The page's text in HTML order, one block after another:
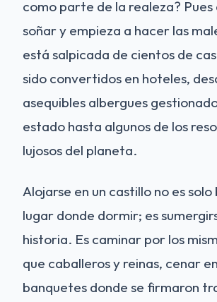
como parte de la realeza? Pues
soñar y empieza a hacer las
está salpicada de cientos de
sido convertidos en hoteles,
asequibles albergues
estado hasta algunos de los
lujosos del planeta.
Alojarse en un castillo no es solo
lugar donde dormir; es
historia. Es caminar por los
que caballeros y reinas, cenar
banquetes donde se firmaron